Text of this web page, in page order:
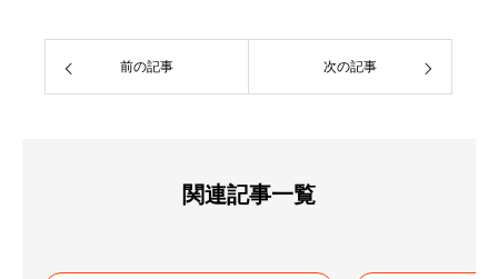
前の記事 次の記事
関連記事一覧